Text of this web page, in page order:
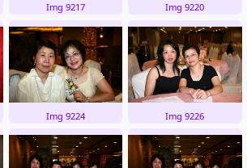
Img 9217 Img 9220
Img 9224 Img 9226